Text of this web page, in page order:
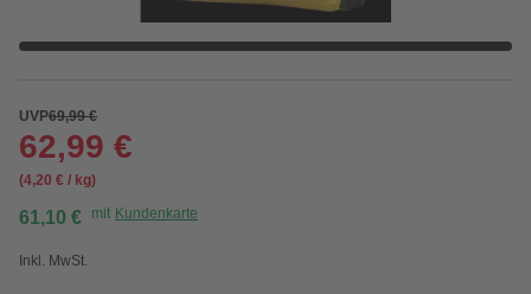
UVP69,99 €
62,99 €
(4,20 € / kg)
61,10 € mit Kundenkarte
Inkl. MwSt.